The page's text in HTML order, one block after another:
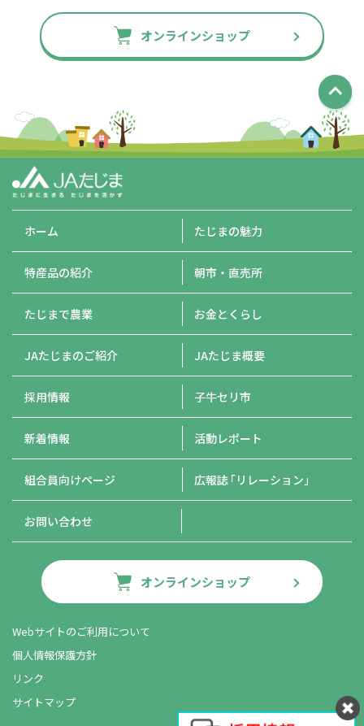
オンラインショップ
ホーム たじまの魅力
特産品の紹介 朝市・直売所
たじまで農業 お金とくらし
JAたじまのご紹介 JAたじま概要
採用情報 子牛セリ市
新着情報 活動レポート
組合員向けページ 広報誌「リレーション」
お問い合わせ
オンラインショップ
Webサイトのご利用について
個人情報保護方針
リンク
サイトマップ